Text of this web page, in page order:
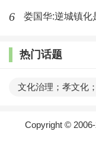
里并没有看见，将
中，刚好头部撞在
6 娄国华:逆城镇化
热门话题
文化治理；孝文化
Copyright ©